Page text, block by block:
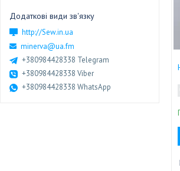
http://Sew.in.ua
minerva@ua.fm
+380984428338 Telegram
+380984428338 Viber
+380984428338 WhatsApp